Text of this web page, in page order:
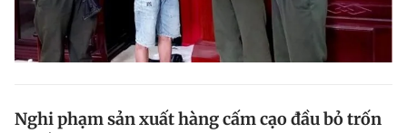
Nghi phạm sản xuất hàng cấm cạo đầu bỏ trốn